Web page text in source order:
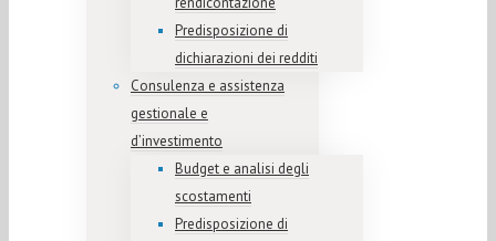
Predisposizione di
dichiarazioni dei redditi
Consulenza e assistenza
gestionale e
d’investimento
Budget e analisi degli
scostamenti
Predisposizione di